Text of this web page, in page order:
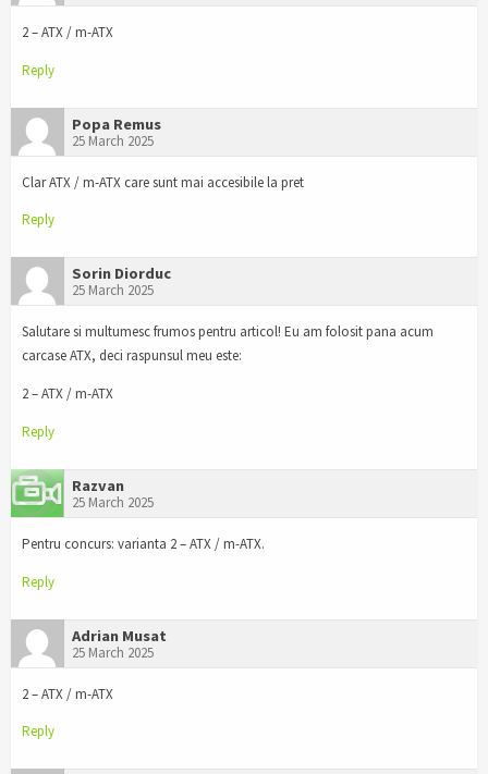
2 – ATX / m-ATX
Reply
Popa Remus
25 March 2025
Clar ATX / m-ATX care sunt mai accesibile la pret
Reply
Sorin Diorduc
25 March 2025
Salutare si multumesc frumos pentru articol! Eu am folosit pana acum
carcase ATX, deci raspunsul meu este:
2 – ATX / m-ATX
Reply
Razvan
25 March 2025
Pentru concurs: varianta 2 – ATX / m-ATX.
Reply
Adrian Musat
25 March 2025
2 – ATX / m-ATX
Reply